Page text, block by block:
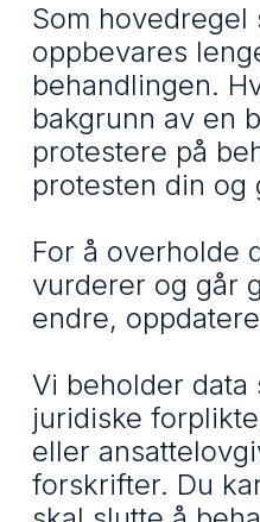
Som
oppbevares
behandlingen.
bakgrunn av en
protestere på
protesten din og
For å overholde
vurderer og går
endre,
Vi beholder
juridiske
eller
forskrifter. Du